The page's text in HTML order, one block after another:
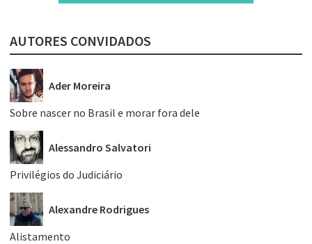
AUTORES CONVIDADOS
Ader Moreira
Sobre nascer no Brasil e morar fora dele
Alessandro Salvatori
Privilégios do Judiciário
Alexandre Rodrigues
Alistamento